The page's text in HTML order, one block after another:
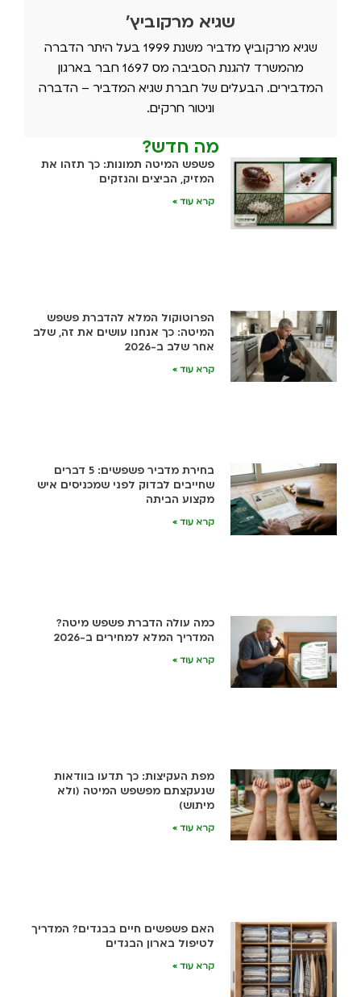
שגיא מרקוביץ'
שגיא מרקוביץ מדביר משנת 1999 בעל היתר הדברה
מהמשרד להגנת הסביבה מס 1697 חבר בארגון
המדבירים. הבעלים של חברת שגיא המדביר – הדברה
וניטור חרקים.
מה חדש?
פשפש המיטה תמונות: כך תזהו את
המזיק, הביצים והנזקים
קרא עוד »
הפרוטוקול המלא להדברת פשפש
המיטה: כך אנחנו עושים את זה, שלב
אחר שלב ב-2026
קרא עוד »
בחירת מדביר פשפשים: 5 דברים
שחייבים לבדוק לפני שמכניסים איש
מקצוע הביתה
קרא עוד »
כמה עולה הדברת פשפש מיטה?
המדריך המלא למחירים ב-2026
קרא עוד »
מפת העקיצות: כך תדעו בוודאות
שנעקצתם מפשפש המיטה (ולא
מיתוש)
קרא עוד »
האם פשפשים חיים בבגדים? המדריך
לטיפול בארון הבגדים
קרא עוד »